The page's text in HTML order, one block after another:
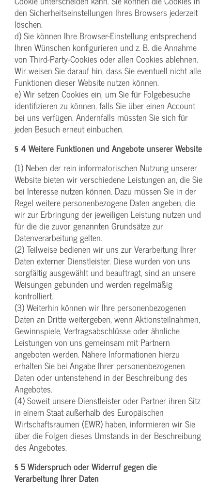
den Sicherheitseinstellungen Ihres Browsers jederzeit
löschen.
d) Sie können Ihre Browser-Einstellung entsprechend
Ihren Wünschen konfigurieren und z. B. die Annahme
von Third-Party-Cookies oder allen Cookies ablehnen.
Wir weisen Sie darauf hin, dass Sie eventuell nicht alle
Funktionen dieser Website nutzen können.
e) Wir setzen Cookies ein, um Sie für Folgebesuche
identifizieren zu können, falls Sie über einen Account
bei uns verfügen. Andernfalls müssten Sie sich für
jeden Besuch erneut einbuchen.
§ 4 Weitere Funktionen und Angebote unserer Website
(1) Neben der rein informatorischen Nutzung unserer
Website bieten wir verschiedene Leistungen an, die Sie
bei Interesse nutzen können. Dazu müssen Sie in der
Regel weitere personenbezogene Daten angeben, die
wir zur Erbringung der jeweiligen Leistung nutzen und
für die die zuvor genannten Grundsätze zur
Datenverarbeitung gelten.
(2) Teilweise bedienen wir uns zur Verarbeitung Ihrer
Daten externer Dienstleister. Diese wurden von uns
sorgfältig ausgewählt und beauftragt, sind an unsere
Weisungen gebunden und werden regelmäßig
kontrolliert.
(3) Weiterhin können wir Ihre personenbezogenen
Daten an Dritte weitergeben, wenn Aktionsteilnahmen,
Gewinnspiele, Vertragsabschlüsse oder ähnliche
Leistungen von uns gemeinsam mit Partnern
angeboten werden. Nähere Informationen hierzu
erhalten Sie bei Angabe Ihrer personenbezogenen
Daten oder untenstehend in der Beschreibung des
Angebotes.
(4) Soweit unsere Dienstleister oder Partner ihren Sitz
in einem Staat außerhalb des Europäischen
Wirtschaftsraumen (EWR) haben, informieren wir Sie
über die Folgen dieses Umstands in der Beschreibung
des Angebotes.
§ 5 Widerspruch oder Widerruf gegen die
Verarbeitung Ihrer Daten